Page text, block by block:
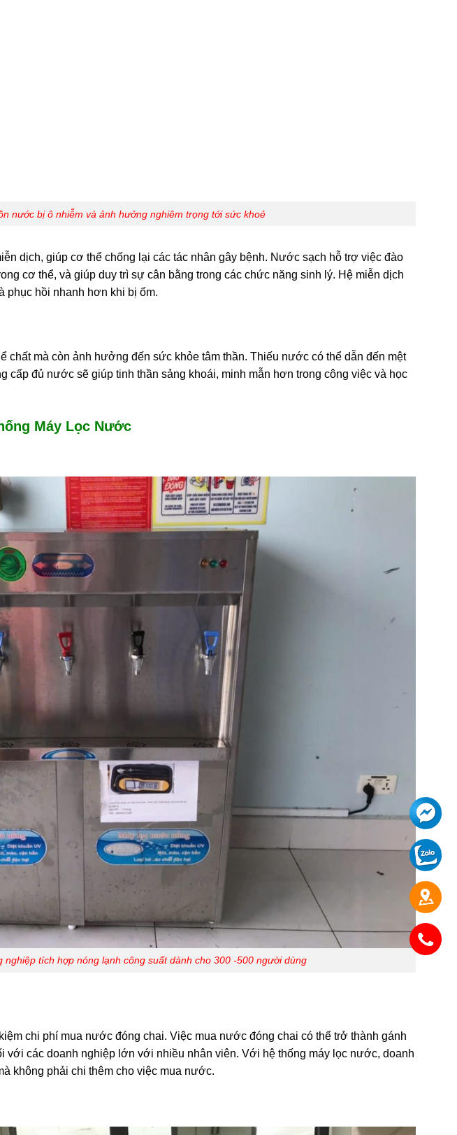
nước bị ô nhiễm và ảnh hưởng nghiêm trọng tới sức khoẻ
dịch, giúp cơ thể chống lại các tác nhân gây bệnh. Nước sạch hỗ trợ việc đào
cơ thể, và giúp duy trì sự cân bằng trong các chức năng sinh lý. Hệ miễn dịch
phục hồi nhanh hơn khi bị ốm.
chất mà còn ảnh hưởng đến sức khỏe tâm thần. Thiếu nước có thể dẫn đến mệt
cấp đủ nước sẽ giúp tinh thần sảng khoái, minh mẫn hơn trong công việc và học
Máy Lọc Nước
nghiệp tích hợp nóng lạnh công suất dành cho 300 -500 người dùng
chi phí mua nước đóng chai. Việc mua nước đóng chai có thể trở thành gánh
với các doanh nghiệp lớn với nhiều nhân viên. Với hệ thống máy lọc nước, doanh
không phải chi thêm cho việc mua nước.